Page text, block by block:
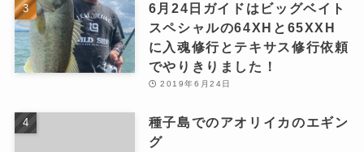
6月24日ガイドはビッグベイト
スペシャルの64XHと65XXH
に入魂修行とテキサス修行依頼
でやりきりました！
2019年6月24日
種子島でのアオリイカのエギン
グ